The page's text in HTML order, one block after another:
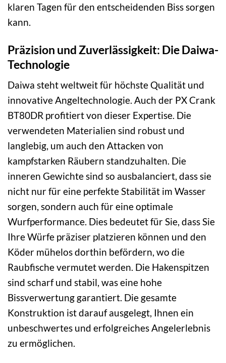
klaren Tagen für den entscheidenden Biss sorgen
kann.
Präzision und Zuverlässigkeit: Die Daiwa-
Technologie
Daiwa steht weltweit für höchste Qualität und
innovative Angeltechnologie. Auch der PX Crank
BT80DR profitiert von dieser Expertise. Die
verwendeten Materialien sind robust und
langlebig, um auch den Attacken von
kampfstarken Räubern standzuhalten. Die
inneren Gewichte sind so ausbalanciert, dass sie
nicht nur für eine perfekte Stabilität im Wasser
sorgen, sondern auch für eine optimale
Wurfperformance. Dies bedeutet für Sie, dass Sie
Ihre Würfe präziser platzieren können und den
Köder mühelos dorthin befördern, wo die
Raubfische vermutet werden. Die Hakenspitzen
sind scharf und stabil, was eine hohe
Bissverwertung garantiert. Die gesamte
Konstruktion ist darauf ausgelegt, Ihnen ein
unbeschwertes und erfolgreiches Angelerlebnis
zu ermöglichen.